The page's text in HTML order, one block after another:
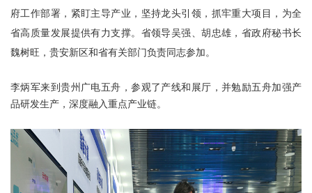
府工作部署，紧盯主导产业，坚持龙头引领，抓牢重大项目，为全
省高质量发展提供有力支撑。省领导吴强、胡忠雄，省政府秘书长
魏树旺，贵安新区和省有关部门负责同志参加。
李炳军来到贵州广电五舟，参观了产线和展厅，并勉励五舟加强产
品研发生产，深度融入重点产业链。